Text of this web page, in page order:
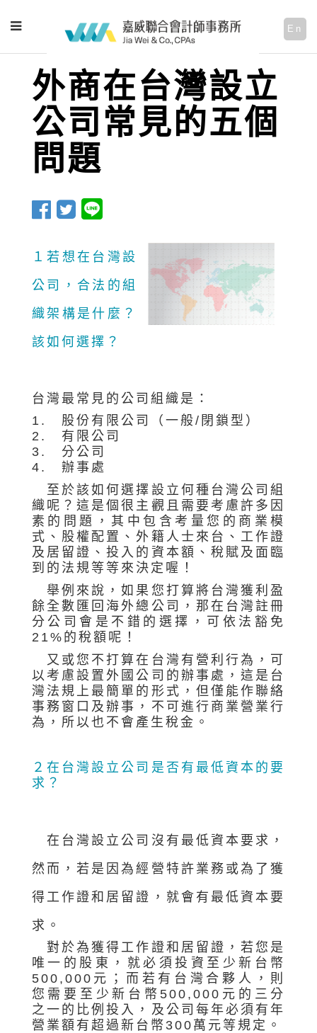
En
外商在台灣設立
公司常見的五個
問題
１若想在台灣設
公司，合法的組
織架構是什麼？
該如何選擇？
台灣最常見的公司組織是：
1. 股份有限公司（一般/閉鎖型）
2. 有限公司
3. 分公司
4. 辦事處
至於該如何選擇設立何種台灣公司組
織呢？這是個很主觀且需要考慮許多因
素的問題，其中包含考量您的商業模
式、股權配置、外籍人士來台、工作證
及居留證、投入的資本額、稅賦及面臨
到的法規等等來決定喔！
舉例來說，如果您打算將台灣獲利盈
餘全數匯回海外總公司，那在台灣註冊
分公司會是不錯的選擇，可依法豁免
21%的稅額呢！
又或您不打算在台灣有營利行為，可
以考慮設置外國公司的辦事處，這是台
灣法規上最簡單的形式，但僅能作聯絡
事務窗口及辦事，不可進行商業營業行
為，所以也不會產生稅金。
２ 在台灣設立公司是否有最低資本的要
求？
在台灣設立公司沒有最低資本要求，
然而，若是因為經營特許業務或為了獲
得工作證和居留證，就會有最低資本要
求。
對於為獲得工作證和居留證，若您是
唯一的股東，就必須投資至少新台幣
500,000元；而若有台灣合夥人，則
您需要至少新台幣500,000元的三分
之一的比例投入，及公司每年必須有年
營業額有超過新台幣300萬元等規定。